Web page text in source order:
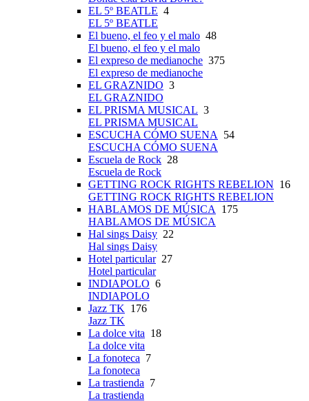
EL 5º BEATLE 4
EL 5º BEATLE
El bueno, el feo y el malo 48
El bueno, el feo y el malo
El expreso de medianoche 375
El expreso de medianoche
EL GRAZNIDO 3
EL GRAZNIDO
EL PRISMA MUSICAL 3
EL PRISMA MUSICAL
ESCUCHA CÓMO SUENA
54
ESCUCHA CÓMO SUENA
Escuela de Rock 28
Escuela de Rock
GETTING ROCK RIGHTS REBELION 16
GETTING ROCK RIGHTS REBELION
HABLAMOS DE MÚSICA
175
HABLAMOS DE MÚSICA
Hal sings Daisy 22
Hal sings Daisy
Hotel particular27
Hotel particular
INDIAPOLO 6
INDIAPOLO
Jazz TK 176
Jazz TK
La dolce vita 18
La dolce vita
La fonoteca 7
La fonoteca
La trastienda 7
La trastienda